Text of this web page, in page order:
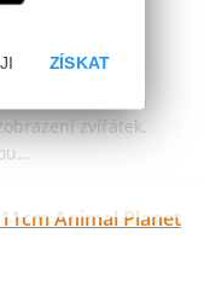
zvířátek.
Animal Planet
ZÍSKAT